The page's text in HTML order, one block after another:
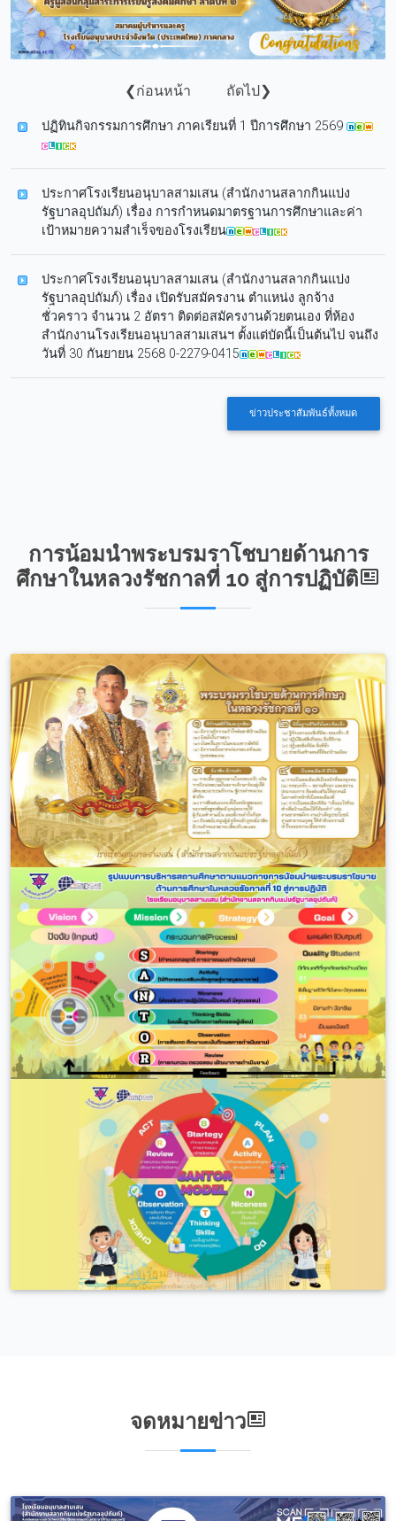
❮ก่อนหน้า ถัดไป❯
ปฏิทินกิจกรรมการศึกษา ภาคเรียนที่ 1 ปีการศึกษา 2569
ประกาศโรงเรียนอนุบาลสามเสน (สำนักงานสลากกินแบ่ง
รัฐบาลอุปถัมภ์) เรื่อง การกำหนดมาตรฐานการศึกษาและค่า
เป้าหมายความสำเร็จของโรงเรียน
ประกาศโรงเรียนอนุบาลสามเสน (สำนักงานสลากกินแบ่ง
รัฐบาลอุปถัมภ์) เรื่อง เปิดรับสมัครงาน ตำแหน่ง ลูกจ้าง
ชั่วคราว จำนวน 2 อัตรา ติดต่อสมัครงานด้วยตนเอง ที่ห้อง
สำนักงานโรงเรียนอนุบาลสามเสนฯ ตั้งแต่บัดนี้เป็นต้นไป จนถึง
วันที่ 30 กันยายน 2568 0-2279-0415
ข่าวประชาสัมพันธ์ทั้งหมด
การน้อมนำพระบรมราโชบายด้านการ
ศึกษาในหลวงรัชกาลที่ 10 สู่การปฏิบัติ
จดหมายข่าว